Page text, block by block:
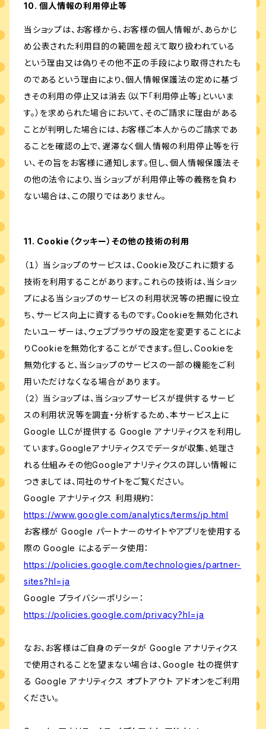
10. 個人情報の利用停止等
当ショップは、お客様から、お客様の個人情報が、あらかじ
め公表された利用目的の範囲を超えて取り扱われている
という理由又は偽りその他不正の手段により取得されたも
のであるという理由により、個人情報保護法の定めに基づ
きその利用の停止又は消去（以下「利用停止等」といいま
す。）を求められた場合において、そのご請求に理由がある
ことが判明した場合には、お客様ご本人からのご請求であ
ることを確認の上で、遅滞なく個人情報の利用停止等を行
い、その旨をお客様に通知します。但し、個人情報保護法そ
の他の法令により、当ショップが利用停止等の義務を負わ
ない場合は、この限りではありません。
11. Cookie（クッキー）その他の技術の利用
（１） 当ショップのサービスは、Cookie及びこれに類する
技術を利用することがあります。これらの技術は、当ショッ
プによる当ショップのサービスの利用状況等の把握に役立
ち、サービス向上に資するものです。Cookieを無効化され
たいユーザーは、ウェブブラウザの設定を変更することによ
りCookieを無効化することができます。但し、Cookieを
無効化すると、当ショップのサービスの一部の機能をご利
用いただけなくなる場合があります。
（２） 当ショップは、当ショップサービスが提供するサービ
スの利用状況等を調査・分析するため、本サービス上に
Google LLCが提供する Google アナリティクスを利用し
ています。Googleアナリティクスでデータが収集、処理さ
れる仕組みその他Googleアナリティクスの詳しい情報に
つきましては、同社のサイトをご覧ください。
Google アナリティクス 利用規約：
https://www.google.com/analytics/terms/jp.html
お客様が Google パートナーのサイトやアプリを使用する
際の Google によるデータ使用：
https://policies.google.com/technologies/partner-
sites?hl=ja
Google プライバシーポリシー：
https://policies.google.com/privacy?hl=ja
なお、お客様はご自身のデータが Google アナリティクス
で使用されることを望まない場合は、Google 社の提供す
る Google アナリティクス オプトアウト アドオンをご利用
ください。